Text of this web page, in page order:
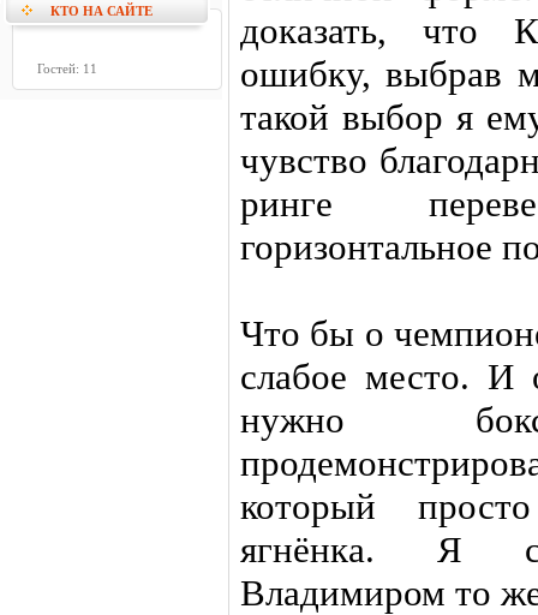
КТО НА САЙТЕ
Гостей: 11
доказать, что
ошибку, выбрав
такой выбор я
чувство
ринге
горизонтальное
Что бы о
слабое место. И
нужно
который
ягнёнка. Я
Владимиром то